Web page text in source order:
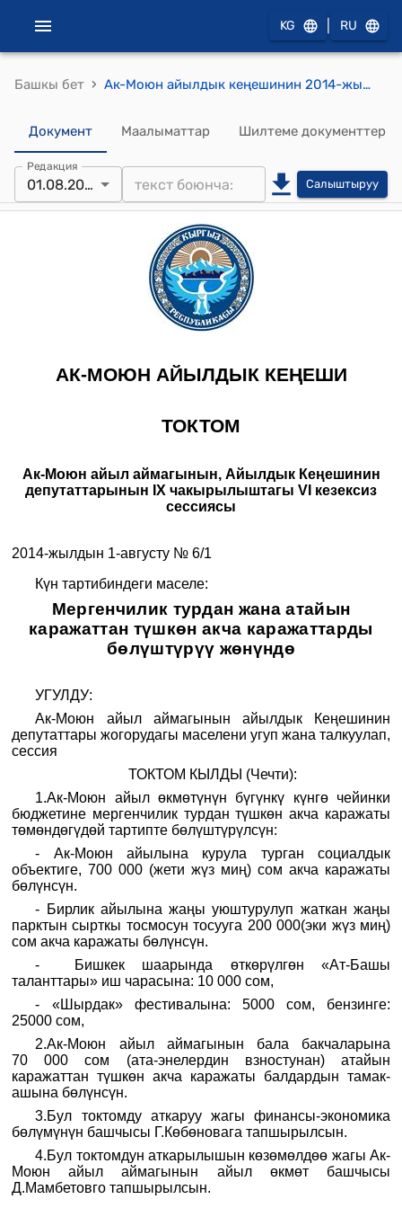
KG RU
Башкы бет › Ак-Моюн айылдык кеңешинин 2014-жылдын 1-августундагы № 6/1 "Мергенчилик турдан жана атайын каражаттан түшкөн акча каражаттарды бөлүштүрүү жөнүндө" токтому
Документ Маалыматтар Шилтеме документтер
Редакция
01.08.2014 Салыштыруу